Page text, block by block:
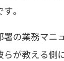
。
の業務マニ
が教える側